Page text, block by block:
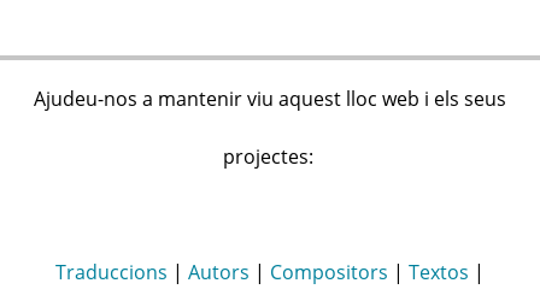
Ajudeu-nos a mantenir viu aquest lloc web i els seus
projectes:
Traduccions | Autors | Compositors | Textos |